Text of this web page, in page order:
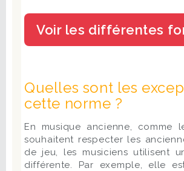
Quelles sont les
cette norme ?
En musique ancienne, comme
souhaitent respecter les
de jeu, les musiciens utilisent
différente. Par exemple, elle